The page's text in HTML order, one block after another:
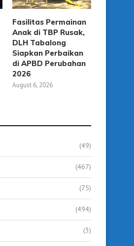
Fasilitas Permainan
Anak di TBP Rusak,
DLH Tabalong
Siapkan Perbaikan
di APBD Perubahan
2026
August 6, 2026
(49)
(467)
(75)
(494)
(3)